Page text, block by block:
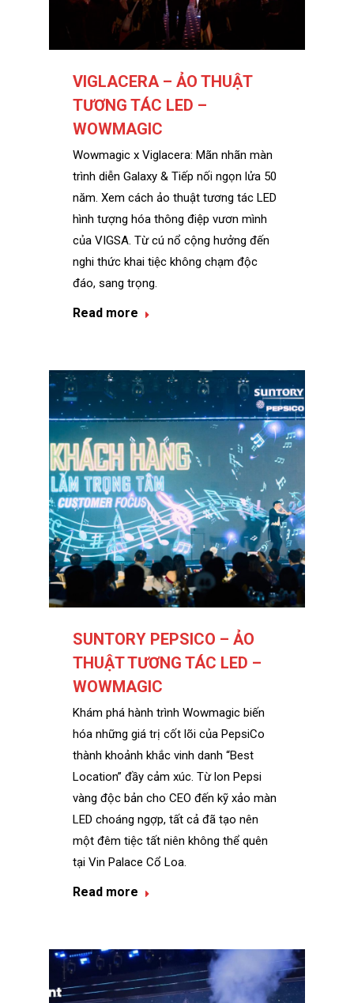
VIGLACERA – ẢO THUẬT
TƯƠNG TÁC LED –
WOWMAGIC
Wowmagic x Viglacera: Mãn nhãn màn
trình diễn Galaxy & Tiếp nối ngọn lửa 50
năm. Xem cách ảo thuật tương tác LED
hình tượng hóa thông điệp vươn mình
của VIGSA. Từ cú nổ cộng hưởng đến
nghi thức khai tiệc không chạm độc
đáo, sang trọng.
Read more
SUNTORY PEPSICO – ẢO
THUẬT TƯƠNG TÁC LED –
WOWMAGIC
Khám phá hành trình Wowmagic biến
hóa những giá trị cốt lõi của PepsiCo
thành khoảnh khắc vinh danh “Best
Location” đầy cảm xúc. Từ lon Pepsi
vàng độc bản cho CEO đến kỹ xảo màn
LED choáng ngợp, tất cả đã tạo nên
một đêm tiệc tất niên không thể quên
tại Vin Palace Cổ Loa.
Read more